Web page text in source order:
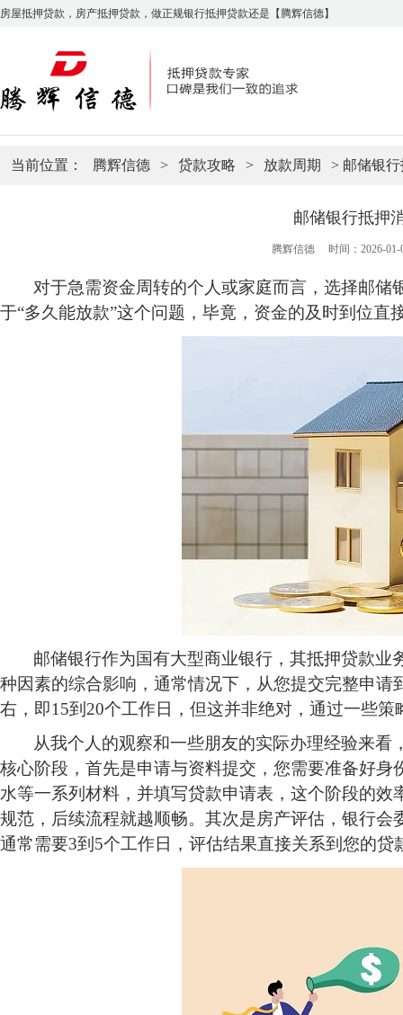
房屋抵押贷款，房产抵押贷款，做正规银行抵押贷款还是【腾辉信德】
当前位置： 腾辉信德 > 贷款攻略 > 放款周期 > 邮储银
邮储银行抵押
腾辉信德 时间：2026-01-
对于急需资金周转的个人或家庭而言，选择邮
于“多久能放款”这个问题，毕竟，资金的及时到位直
邮储银行作为国有大型商业银行，其抵押贷款
种因素的综合影响，通常情况下，从您提交完整申
右，即15到20个工作日，但这并非绝对，通过一些
从我个人的观察和一些朋友的实际办理经验来
核心阶段，首先是申请与资料提交，您需要准备好
水等一系列材料，并填写贷款申请表，这个阶段的
规范，后续流程就越顺畅。其次是房产评估，银行
通常需要3到5个工作日，评估结果直接关系到您的贷